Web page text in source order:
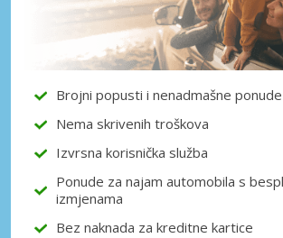
Brojni popusti i nenadmašne ponude
Nema skrivenih troškova
Izvrsna korisnička služba
Ponude za najam automobila s
izmjenama
Bez naknada za kreditne kartice